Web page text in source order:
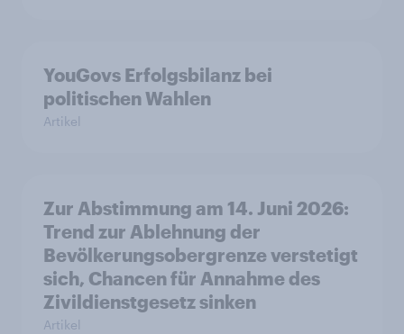
YouGovs Erfolgsbilanz bei
politischen Wahlen
Artikel
Zur Abstimmung am 14. Juni 2026:
Trend zur Ablehnung der
Bevölkerungsobergrenze verstetigt
sich, Chancen für Annahme des
Zivildienstgesetz sinken
Artikel